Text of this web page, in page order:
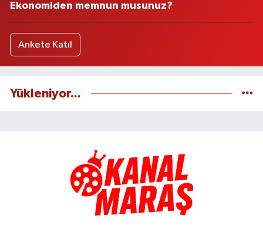
Ekonomiden memnun musunuz?
Ankete Katıl
Yükleniyor...